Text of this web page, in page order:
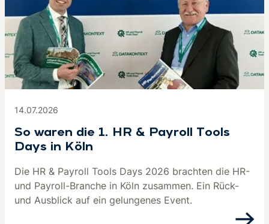
14.07.2026
So waren die 1. HR & Payroll Tools
Days in Köln
Die HR & Payroll Tools Days 2026 brachten die HR-
und Payroll-Branche in Köln zusammen. Ein Rück-
und Ausblick auf ein gelungenes Event.